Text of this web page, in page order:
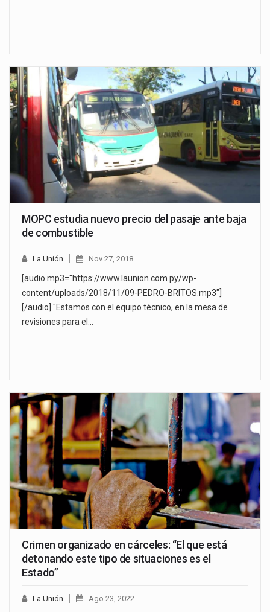
MOPC estudia nuevo precio del pasaje ante baja
de combustible
La Unión Nov 27, 2018
[audio mp3="https://www.launion.com.py/wp-
content/uploads/2018/11/09-PEDRO-BRITOS.mp3"]
[/audio] "Estamos con el equipo técnico, en la mesa de
revisiones para el…
Crimen organizado en cárceles: “El que está
detonando este tipo de situaciones es el
Estado”
La Unión Ago 23, 2022